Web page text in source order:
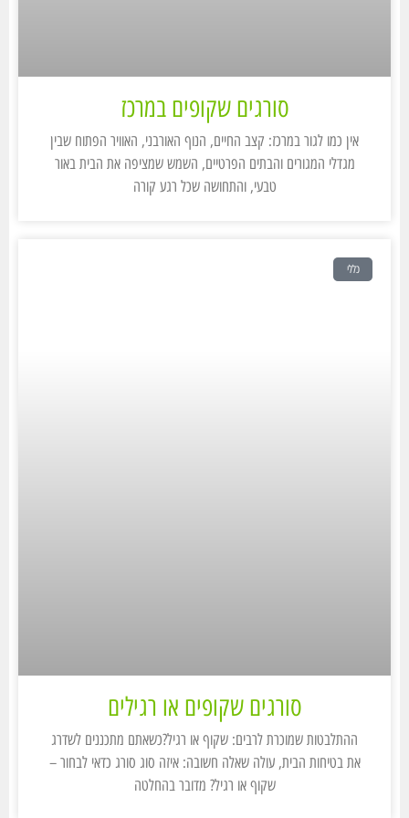
סורגים שקופים במרכז
אין כמו לגור במרכז: קצב החיים, הנוף האורבני, האוויר הפתוח שבין
מגדלי המגורים והבתים הפרטיים, השמש שמציפה את הבית באור
טבעי, והתחושה שכל רגע קורה
כללי
סורגים שקופים או רגילים
ההתלבטות שמוכרת לרבים: שקוף או רגיל?כשאתם מתכננים לשדרג
את בטיחות הבית, עולה שאלה חשובה: איזה סוג סורג כדאי לבחור –
שקוף או רגיל? מדובר בהחלטה